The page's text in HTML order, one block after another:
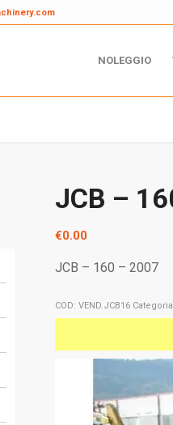
NOLEGGIO
JCB –
€0.00
JCB – 160 – 2007
COD:VEND.JCB16